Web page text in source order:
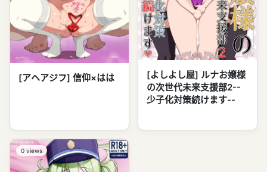
[アヘアジフ] 信仰×はは
[よしよし屋] ルナお嬢様
の次世代未来支援部2--
少子化対策続けます--
0 views